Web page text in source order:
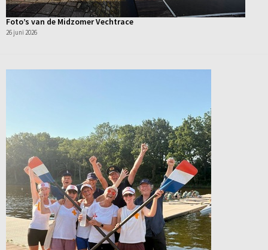
Foto’s van de Midzomer Vechtrace
26 juni 2026